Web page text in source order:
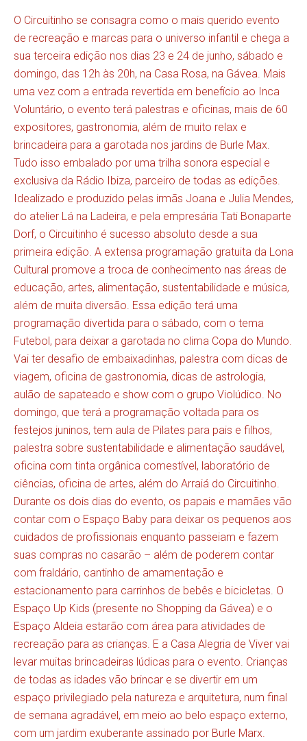
O Circuitinho se consagra como o mais querido evento
de recreação e marcas para o universo infantil e chega a
sua terceira edição nos dias 23 e 24 de junho, sábado e
domingo, das 12h às 20h, na Casa Rosa, na Gávea. Mais
uma vez com a entrada revertida em benefício ao Inca
Voluntário, o evento terá palestras e oficinas, mais de 60
expositores, gastronomia, além de muito relax e
brincadeira para a garotada nos jardins de Burle Max.
Tudo isso embalado por uma trilha sonora especial e
exclusiva da Rádio Ibiza, parceiro de todas as edições.
Idealizado e produzido pelas irmãs Joana e Julia Mendes,
do atelier Lá na Ladeira, e pela empresária Tati Bonaparte
Dorf, o Circuitinho é sucesso absoluto desde a sua
primeira edição. A extensa programação gratuita da Lona
Cultural promove a troca de conhecimento nas áreas de
educação, artes, alimentação, sustentabilidade e música,
além de muita diversão. Essa edição terá uma
programação divertida para o sábado, com o tema
Futebol, para deixar a garotada no clima Copa do Mundo.
Vai ter desafio de embaixadinhas, palestra com dicas de
viagem, oficina de gastronomia, dicas de astrologia,
aulão de sapateado e show com o grupo Violúdico. No
domingo, que terá a programação voltada para os
festejos juninos, tem aula de Pilates para pais e filhos,
palestra sobre sustentabilidade e alimentação saudável,
oficina com tinta orgânica comestível, laboratório de
ciências, oficina de artes, além do Arraiá do Circuitinho.
Durante os dois dias do evento, os papais e mamães vão
contar com o Espaço Baby para deixar os pequenos aos
cuidados de profissionais enquanto passeiam e fazem
suas compras no casarão – além de poderem contar
com fraldário, cantinho de amamentação e
estacionamento para carrinhos de bebês e bicicletas. O
Espaço Up Kids (presente no Shopping da Gávea) e o
Espaço Aldeia estarão com área para atividades de
recreação para as crianças. E a Casa Alegria de Viver vai
levar muitas brincadeiras lúdicas para o evento. Crianças
de todas as idades vão brincar e se divertir em um
espaço privilegiado pela natureza e arquitetura, num final
de semana agradável, em meio ao belo espaço externo,
com um jardim exuberante assinado por Burle Marx.